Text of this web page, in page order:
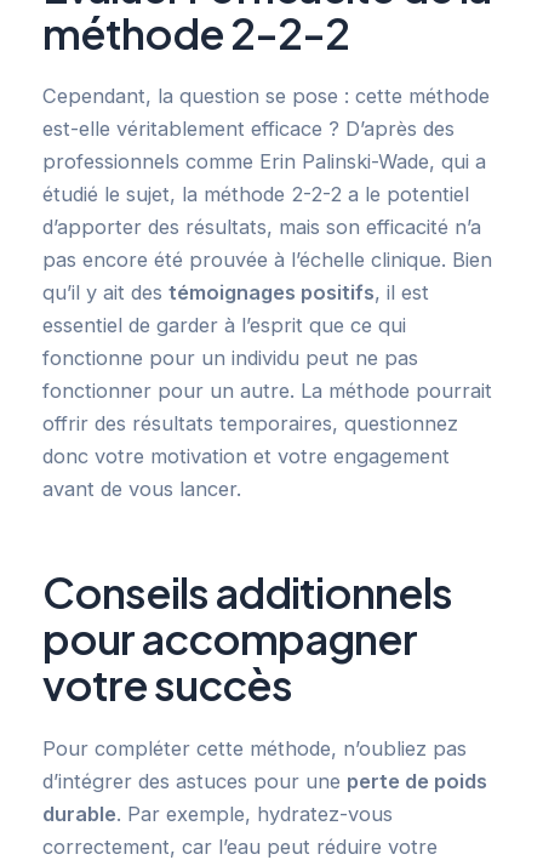
méthode 2-2-2
Cependant, la question se pose : cette méthode
est-elle véritablement efficace ? D’après des
professionnels comme Erin Palinski-Wade, qui a
étudié le sujet, la méthode 2-2-2 a le potentiel
d’apporter des résultats, mais son efficacité n’a
pas encore été prouvée à l’échelle clinique. Bien
qu’il y ait des témoignages positifs, il est
essentiel de garder à l’esprit que ce qui
fonctionne pour un individu peut ne pas
fonctionner pour un autre. La méthode pourrait
offrir des résultats temporaires, questionnez
donc votre motivation et votre engagement
avant de vous lancer.
Conseils additionnels
pour accompagner
votre succès
Pour compléter cette méthode, n’oubliez pas
d’intégrer des astuces pour une perte de poids
durable. Par exemple, hydratez-vous
correctement, car l’eau peut réduire votre